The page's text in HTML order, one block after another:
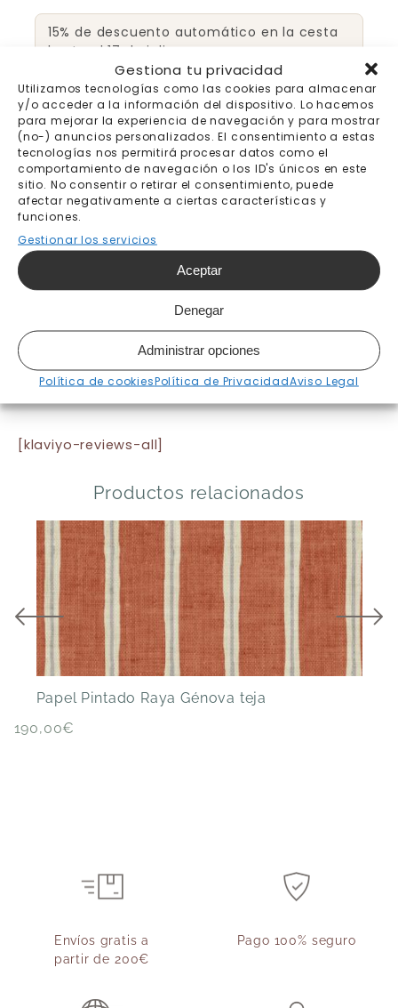
Gestiona tu privacidad
Utilizamos tecnologías como las cookies para almacenar
y/o acceder a la información del dispositivo. Lo hacemos
para mejorar la experiencia de navegación y para mostrar
(no-) anuncios personalizados. El consentimiento a estas
tecnologías nos permitirá procesar datos como el
comportamiento de navegación o los ID's únicos en este
sitio. No consentir o retirar el consentimiento, puede
afectar negativamente a ciertas características y
funciones.
Gestionar los servicios
Aceptar
Denegar
Administrar opciones
Política de cookiesPolítica de PrivacidadAviso Legal
15% de descuento automático en la cesta
hasta el 17 de julio
Añadir al carrito
Envío gratis a partir de
200€
Pago seguro
Fabricación bajo pedido 7-
Envíos y devoluciones
[klaviyo-reviews-all]
Productos relacionados
Papel Pintado Raya Génova teja
190,00€
Envíos gratis a
partir de 200€
Pago 100% seguro